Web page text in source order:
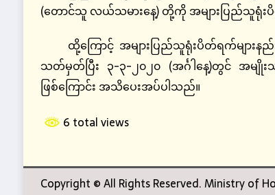
(တောင်သူ လယ်သမားနေ့) တို့ကို အများပြည်သူရုံး
ထို့ကြောင့် အများပြည်သူရုံးပိတ်ရက်မျာ
သတ်မှတ်ပြီး ၃-၃-၂၀၂၀ (အင်္ဂါနေ့)တွင် အမျို
ဖြစ်ကြောင်း အသိပေးအပ်ပါသည်။
6 total views
Copyright © All Rights Reserved. Ministry of